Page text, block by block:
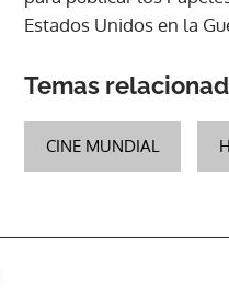
Estados Unidos en la
Temas
CINE MUNDIAL